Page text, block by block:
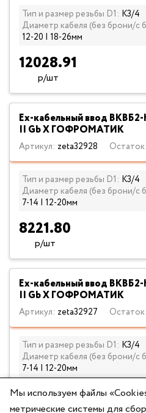
Тип и размер резьбы D1: К3/4
Диаметр кабеля (без брони/с
12-20 | 18-26мм
12028.91
р/шт
Ех-кабельный ввод
II Gb X ГОФРОМАТИК
Артикул: zeta32928 Остаток:
Тип и размер резьбы D1: К3/4
Диаметр кабеля (без брони/с
7-14 | 12-20мм
8221.80
р/шт
Ех-кабельный ввод
II Gb X ГОФРОМАТИК
Артикул: zeta32927 Остаток:
Тип и размер резьбы D1: К3/4
Диаметр кабеля (без брони/с
7-14 | 12-20мм
8221.80
р/шт
Мы используем файлы
метрические системы для